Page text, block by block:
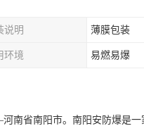
说明 薄膜包装
环境 易燃易爆
南省南阳市。南阳安防爆是一